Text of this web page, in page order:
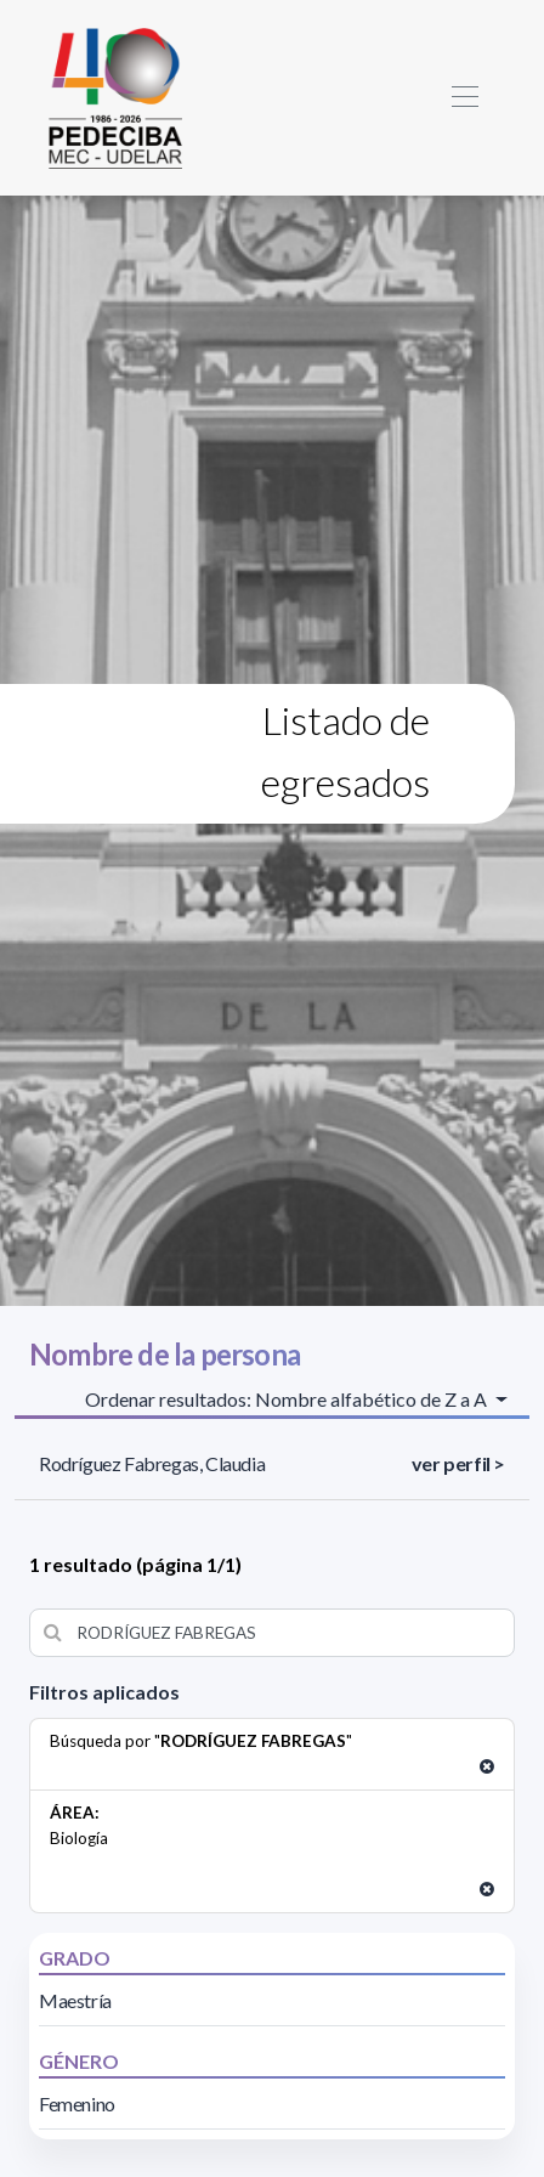
Listado de
egresados
Filtros aplicados
Búsqueda por "RODRÍGUEZ FABREGAS"
ÁREA:
Biología
GRADO
Maestría
GÉNERO
Femenino
Nombre de la persona
Ordenar resultados: Nombre alfabético de Z a A
Rodríguez Fabregas, Claudia ver perfil >
1 resultado (página 1/1)